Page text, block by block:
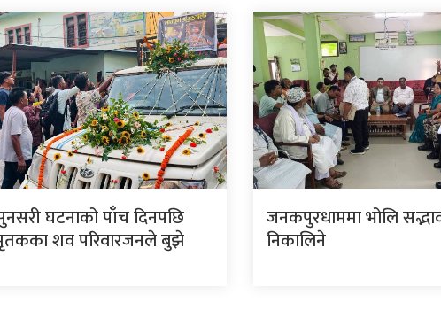
घटनाको पाँच दिनपछि
शव परिवारजनले बुझे
जनकपुरधाममा भोलि
निकालिने